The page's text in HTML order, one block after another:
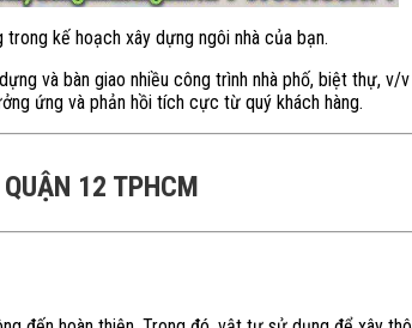
kế hoạch xây dựng ngôi nhà của bạn.
và bàn giao nhiều công trình nhà phố, biệt thự, v/v
ứng và phản hồi tích cực từ quý khách hàng.
12 TPHCM